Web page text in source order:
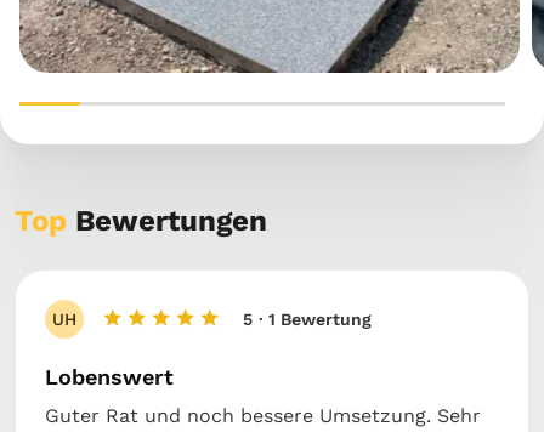
Top Bewertungen
UH 5 · 1 Bewertung
Lobenswert
Guter Rat und noch bessere Umsetzung. Sehr